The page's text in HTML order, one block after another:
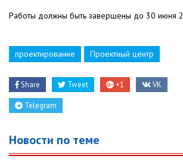
Работы должны быть завершены до 30 июня
проектирование Проектный центр
Share Tweet +1 VK
Telegram
Новости по теме